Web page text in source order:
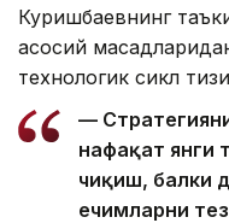
Куришбаевнинг
асосий
технологик сикл
—
нафақат янги
чиқиш, балки
ечимларни